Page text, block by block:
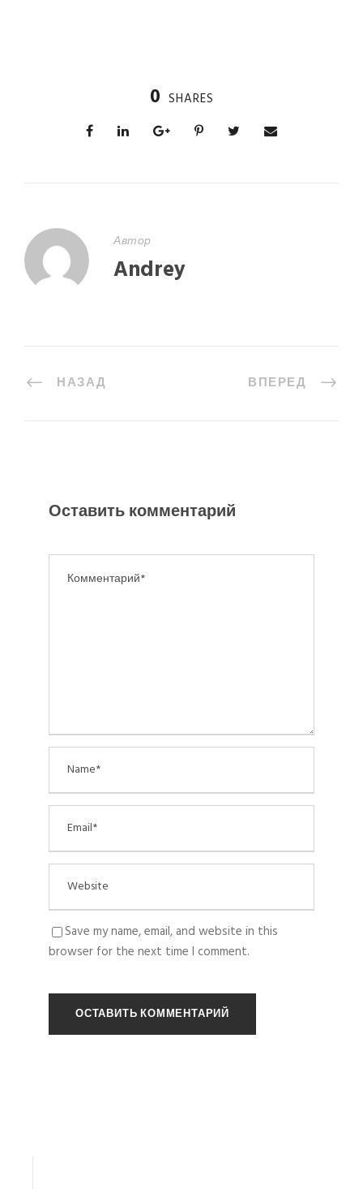
0 SHARES
Автор
Andrey
НАЗАД ВПЕРЕД
Оставить комментарий
Save my name, email, and website in this
browser for the next time I comment.